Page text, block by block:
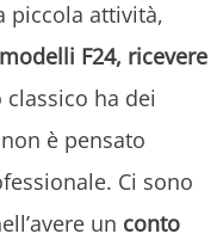
piccola attività,
F24, ricevere
ha dei
è pensato
Ci sono
un conto